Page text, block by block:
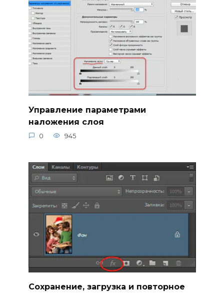
Управление параметрами
наложения слоя
0 945
Сохранение, загрузка и повторное